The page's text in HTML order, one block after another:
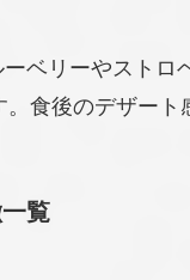
ーベリーやストロ
。食後のデザー
覧